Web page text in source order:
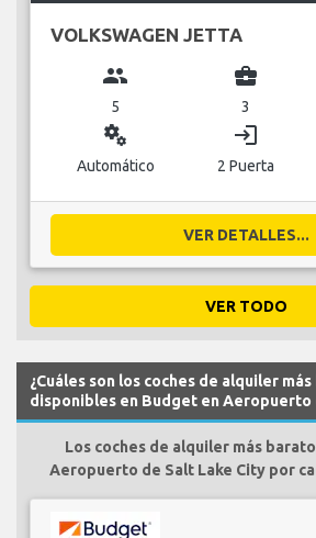
VOLKSWAGEN JETTA
group
5
business_center
3
miscellaneous_services
Automático
login
2 Puerta
VER DETALLES...
VER TODO
¿Cuáles son los coches de alquiler
disponibles en Budget en Aeropuerto
Los coches de alquiler más
Aeropuerto de Salt Lake City por